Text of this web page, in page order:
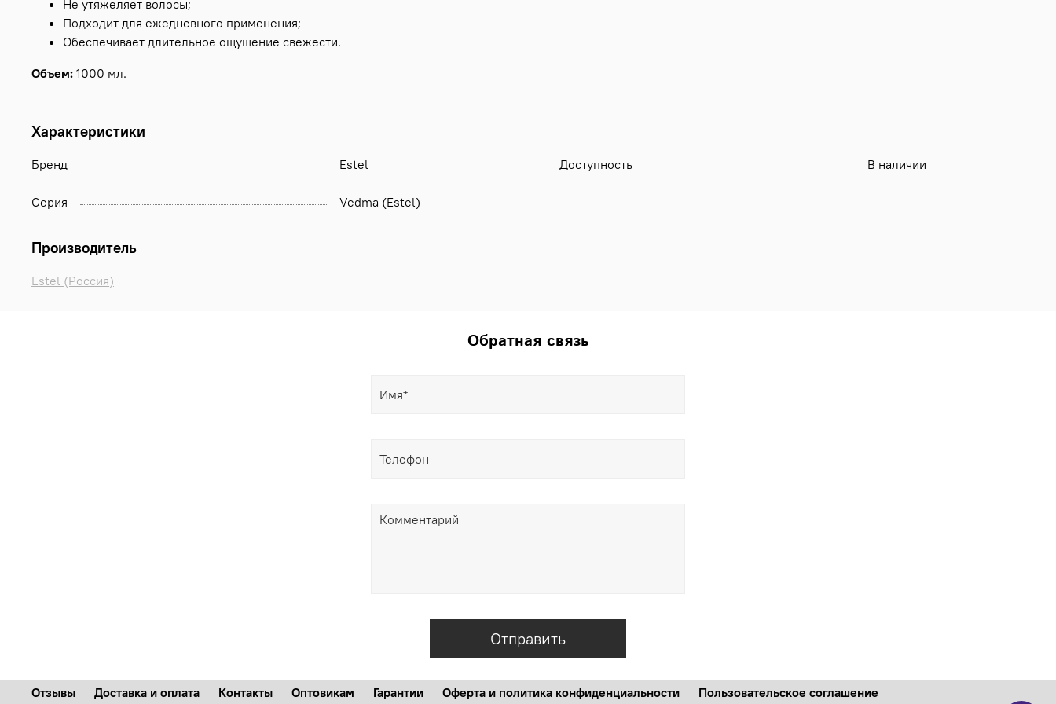
Не утяжеляет волосы;
Подходит для ежедневного применения;
Обеспечивает длительное ощущение свежести.
Объем: 1000 мл.
Характеристики
Бренд Estel Доступность В наличии
Серия Vedma (Estel)
Производитель
Estel (Россия)
Обратная связь
Отправить
Отзывы Доставка и оплата Контакты Оптовикам Гарантии Оферта и политика конфиденциальности Пользовательское соглашение